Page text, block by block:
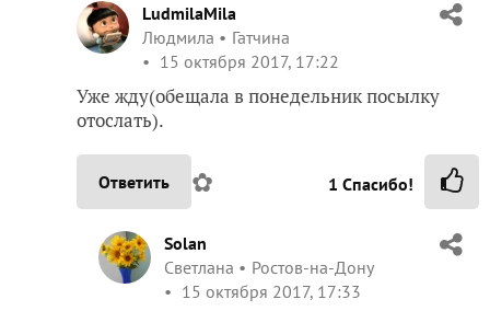
LudmilaMila
Людмила
Гатчина
15 октября 2017, 17:22
Уже жду(обещала в понедельник посылку
отослать).
Ответить ✿ 1 Спасибо!
Solan
Светлана
Ростов-на-Дону
15 октября 2017, 17:33